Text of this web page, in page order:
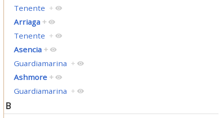
Tenente +
Arriaga +
Tenente +
Asencia +
Guardiamarina +
Ashmore +
Guardiamarina +
B